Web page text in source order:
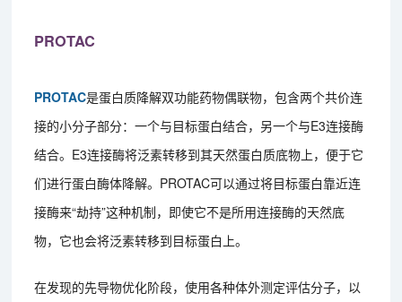
PROTAC
PROTAC是蛋白质降解双功能药物偶联物，包含两个共价连
接的小分子部分：一个与目标蛋白结合，另一个与E3连接酶
结合。E3连接酶将泛素转移到其天然蛋白质底物上，便于它
们进行蛋白酶体降解。PROTAC可以通过将目标蛋白靠近连
接酶来“劫持”这种机制，即使它不是所用连接酶的天然底
物，它也会将泛素转移到目标蛋白上。
在发现的先导物优化阶段，使用各种体外测定评估分子，以